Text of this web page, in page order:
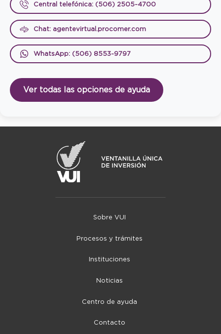
Central telefónica: (506) 2505-4700
Chat: agentevirtual.procomer.com
WhatsApp: (506) 8553-9797
Ver todas las opciones de ayuda
Sobre VUI
Procesos y trámites
Instituciones
Noticias
Centro de ayuda
Contacto